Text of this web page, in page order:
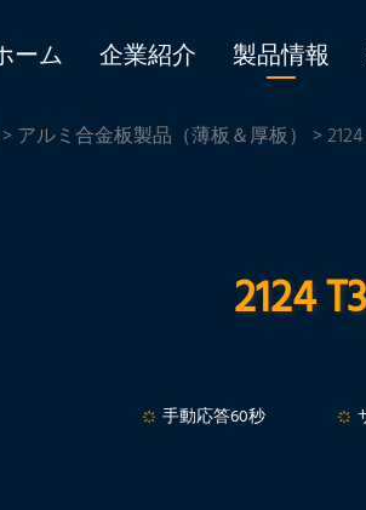
ーム 企業紹介 製品情報
>アルミ合金板製品（薄板＆厚板） >
2124
手動応答60秒